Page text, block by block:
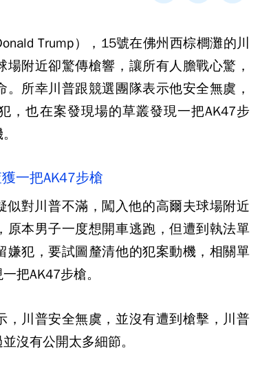
Trump），15號在佛州西棕櫚灘的川
附近卻驚傳槍響，讓所有人膽戰心驚，
所幸川普跟競選團隊表示他安全無虞，
，也在案發現場的草叢發現一把AK47步
一把AK47步槍
似對川普不滿，闖入他的高爾夫球場附近
原本男子一度想開車逃跑，但遭到執法單
嫌犯，要試圖釐清他的犯案動機，相關單
把AK47步槍。
，川普安全無虞，並沒有遭到槍擊，川普
沒有公開太多細節。